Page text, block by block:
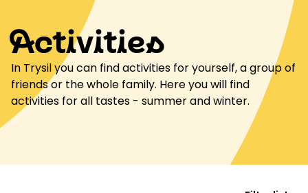
Shopping
Restaurants
Service
Calendar
Activities
In Trysil you can find activities for yourself, a group of
friends or the whole family. Here you will find
activities for all tastes - summer and winter.